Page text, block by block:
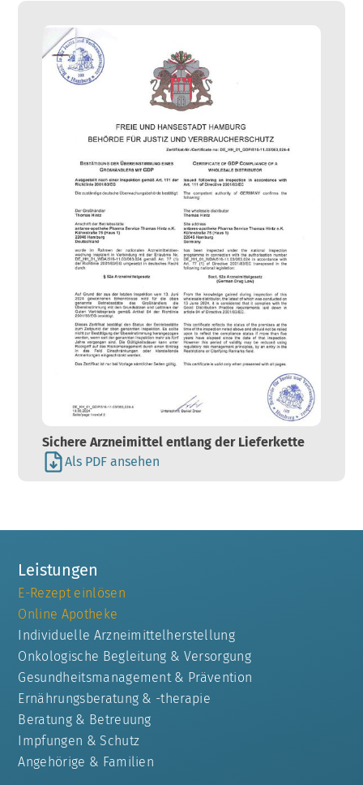
Sichere Arzneimittel entlang der Lieferkette
Als PDF ansehen
Leistungen
E-Rezept einlösen
Online Apotheke
Individuelle Arzneimittelherstellung
Onkologische Begleitung & Versorgung
Gesundheitsmanagement & Prävention
Ernährungsberatung & -therapie
Beratung & Betreuung
Impfungen & Schutz
Angehörige & Familien